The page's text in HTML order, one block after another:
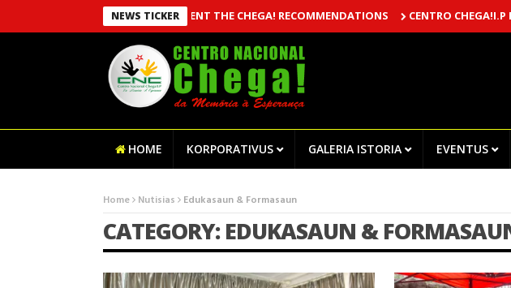
NEWS TICKER
TO IMPLEMENT THE CHEGA! RECOMMENDATIONS CENTRO CHEGA!I.P EMPLOYEES
HOME KORPORATIVUS GALERIA ISTORIA EVENTUS
Home Nutisias Edukasaun & Formasaun
CATEGORY: EDUKASAUN &